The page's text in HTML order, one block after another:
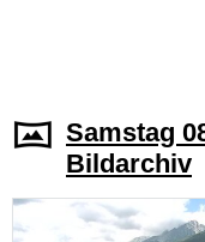
Samstag
Bildarchiv